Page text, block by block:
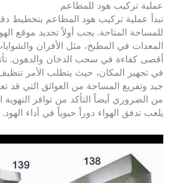
عملية تركيب هود للمطاعم
تبدأ عملية تركيب هود المطاعم بتخطيط
للمساحة المتاحة. يجب أولاً تحديد موقع
المعدات في المطبخ، مثل الأفران
أقصى كفاءة في سحب الدخان والدهون.
في تجهيز المكان، حيث يتطلب الأمر
جيد وتفريغ المساحة من العوائق التي قد
من الضروري أيضاً التأكد من توافر التهوية
يلعب تدفق الهواء دوراً حيوياً في أداء الهود.